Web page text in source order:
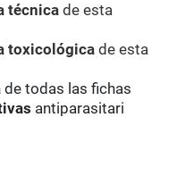
técnica de esta
toxicológica de esta
de todas las fichas
antiparasitari